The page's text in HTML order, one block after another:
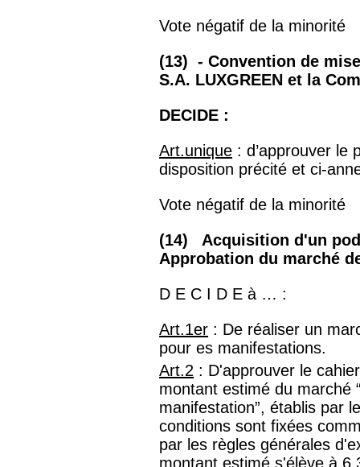
Vote négatif de la minorité
(13) - Convention de
S.A. LUXGREEN et la
DECIDE :
Art.unique : d’approuver le
disposition précité et ci-
Vote négatif de la minorité
(14) Acquisition d'un
Approbation du marché
D E C I D E à … :
Art.1er : De réaliser un
pour es manifestations.
Art.2 : D'approuver le
montant estimé du marché
manifestation”, établis par
conditions sont fixées
par les règles générales
montant estimé s'élève à